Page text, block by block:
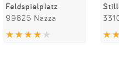
Feldspielplatz
99826 Nazza